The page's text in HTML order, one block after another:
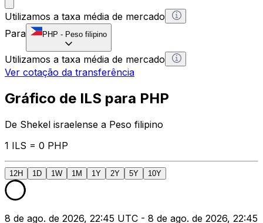
Utilizamos a taxa média de mercado
Para
PHP - Peso filipino
Utilizamos a taxa média de mercado
Ver cotação da transferência
Gráfico de ILS para PHP
De Shekel israelense a Peso filipino
1 ILS = 0 PHP
12H 1D 1W 1M 1Y 2Y 5Y 10Y
8 de ago. de 2026, 22:45 UTC - 8 de ago. de 2026, 22:45